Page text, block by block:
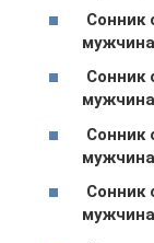
Сонник
Сонник
Сонник
Сонник